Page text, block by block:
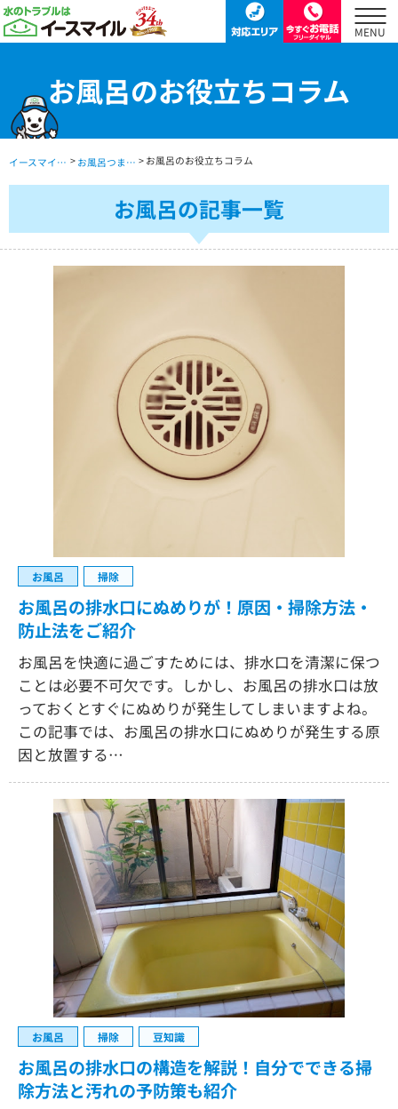
お風呂のお役立ちコラム
イースマイル公式サイト TOP > お風呂つまり・水漏れ・交換修理 TOP > お風呂のお役立ちコラム
お風呂の記事一覧
お風呂 掃除
お風呂の排水口にぬめりが！原因・掃除方法・
防止法をご紹介
お風呂を快適に過ごすためには、排水口を清潔に保つ
ことは必要不可欠です。しかし、お風呂の排水口は放
っておくとすぐにぬめりが発生してしまいますよね。
この記事では、お風呂の排水口にぬめりが発生する原
因と放置する…
お風呂 掃除 豆知識
お風呂の排水口の構造を解説！自分でできる掃
除方法と汚れの予防策も紹介